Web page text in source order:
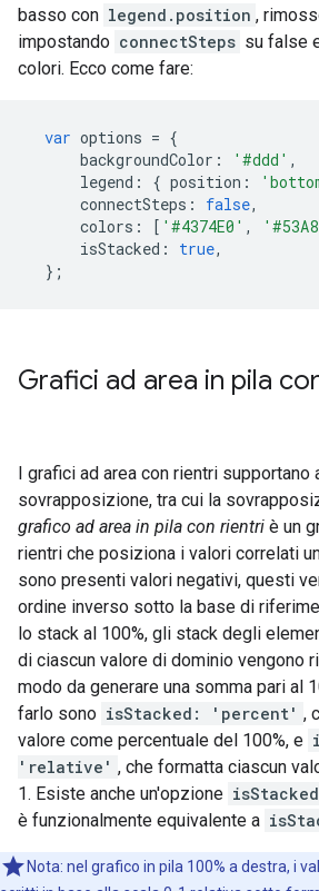
basso con legend.position ,
impostando connectSteps su false
colori. Ecco come fare:
var options = {
backgroundColor : '#ddd' ,
legend : { position :
connectSteps : false,
colors : [ '#4374E0' ,
isStacked : true,
};
Grafici ad area in pila
I grafici ad area con rientri supportano
sovrapposizione, tra cui la
grafico ad area in pila con rientri è un
rientri che posiziona i valori correlati
sono presenti valori negativi, questi
ordine inverso sotto la base di
lo stack al 100%, gli stack degli
di ciascun valore di dominio vengono
modo da generare una somma pari al
farlo sono isStacked: 'percent' ,
valore come percentuale del 100%, e
'relative' , che formatta ciascun
1. Esiste anche un'opzione
è funzionalmente equivalente a
Nota: nel grafico in pila 100% a destra, i